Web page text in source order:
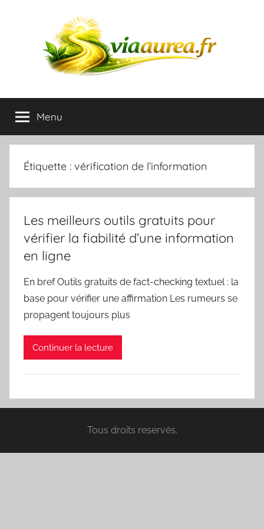
Blog
du
plaisir
et
de
l'amusement
Menu
Étiquette : vérification de l’information
Les meilleurs outils gratuits pour
vérifier la fiabilité d’une information
en ligne
En bref Outils gratuits de fact-checking textuel : la
base pour vérifier une affirmation Les rumeurs se
propagent toujours plus
Continuer la lecture
Tous droits reservés.